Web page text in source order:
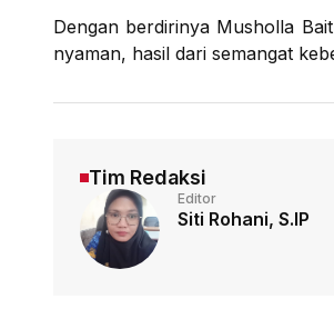
Dengan berdirinya Musholla
nyaman, hasil dari semangat
Tim Redaksi
Editor
Siti Rohani, S.IP